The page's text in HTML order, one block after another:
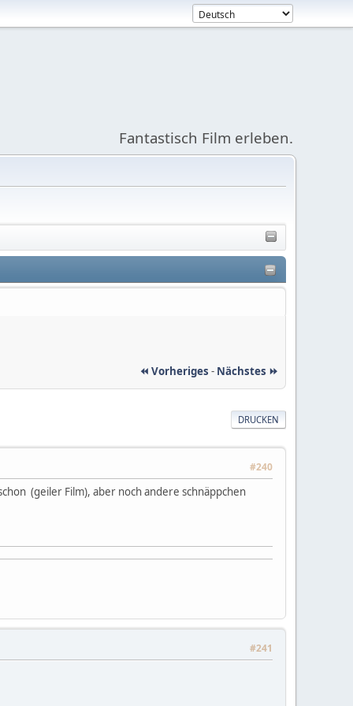
Fantastisch Film erleben.
⏪ Vorheriges - Nächstes ⏩
DRUCKEN
#240
(geiler Film), aber noch andere schnäppchen
#241